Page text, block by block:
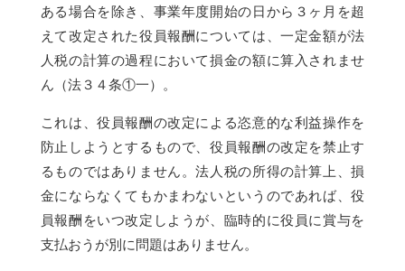
ある場合を除き、事業年度開始の日から３ヶ月を超
えて改定された役員報酬については、一定金額が法
人税の計算の過程において損金の額に算入されませ
ん（法３４条①一）。
これは、役員報酬の改定による恣意的な利益操作を
防止しようとするもので、役員報酬の改定を禁止す
るものではありません。法人税の所得の計算上、損
金にならなくてもかまわないというのであれば、役
員報酬をいつ改定しようが、臨時的に役員に賞与を
支払おうが別に問題はありません。